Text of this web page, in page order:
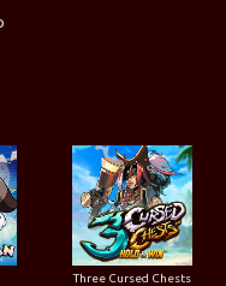
Three Cursed Chests